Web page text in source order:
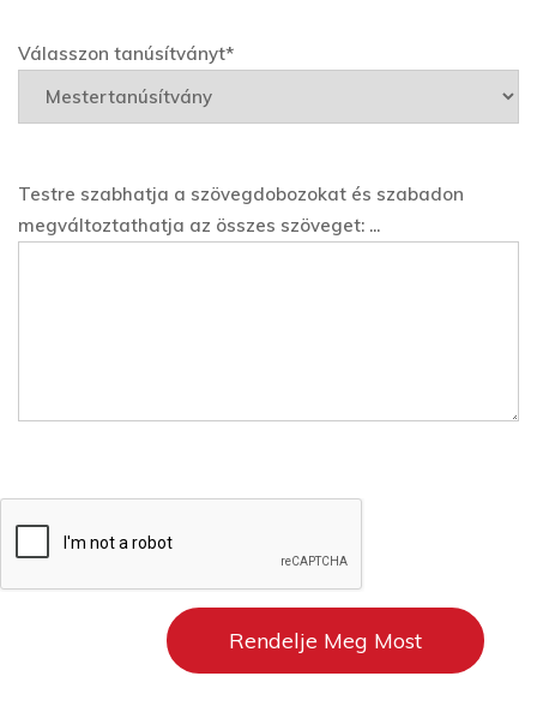
Válasszon tanúsítványt*
Testre szabhatja a szövegdobozokat és szabadon
megváltoztathatja az összes szöveget: ...